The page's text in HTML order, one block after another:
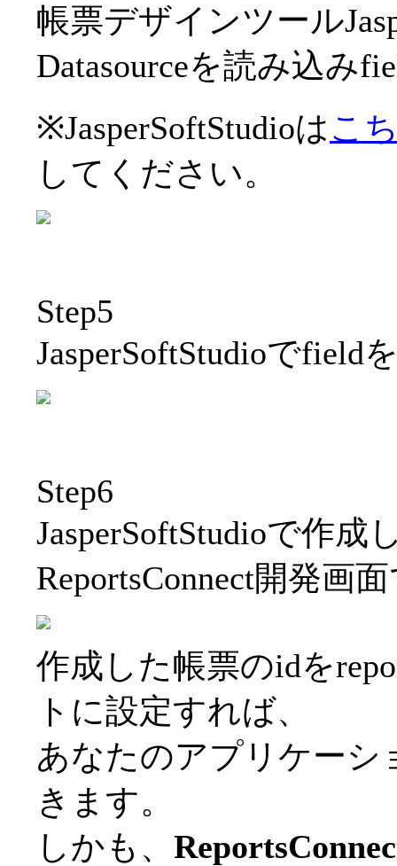
帳票デザインツール
Datasourceを読み込み
※JasperSoftStudioはこ
してください。
Step5
JasperSoftStudioでfield
Step6
JasperSoftStudioで作
ReportsConnect開発画
作成した帳票のidを
トに設定すれば、
あなたのアプリケーシ
きます。
しかも、